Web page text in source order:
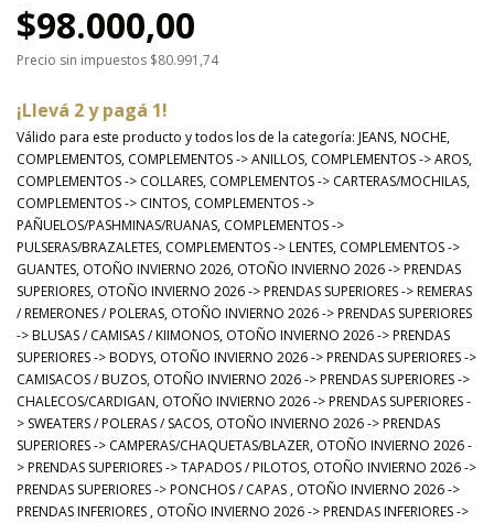
$98.000,00
Precio sin impuestos $80.991,74
¡Llevá 2 y pagá 1!
Válido para este producto y todos los de la categoría: JEANS, NOCHE,
COMPLEMENTOS, COMPLEMENTOS -> ANILLOS, COMPLEMENTOS -> AROS,
COMPLEMENTOS -> COLLARES, COMPLEMENTOS -> CARTERAS/MOCHILAS,
COMPLEMENTOS -> CINTOS, COMPLEMENTOS ->
PAÑUELOS/PASHMINAS/RUANAS, COMPLEMENTOS ->
PULSERAS/BRAZALETES, COMPLEMENTOS -> LENTES, COMPLEMENTOS ->
GUANTES, OTOÑO INVIERNO 2026, OTOÑO INVIERNO 2026 -> PRENDAS
SUPERIORES, OTOÑO INVIERNO 2026 -> PRENDAS SUPERIORES -> REMERAS
/ REMERONES / POLERAS, OTOÑO INVIERNO 2026 -> PRENDAS SUPERIORES
-> BLUSAS / CAMISAS / KIIMONOS, OTOÑO INVIERNO 2026 -> PRENDAS
SUPERIORES -> BODYS, OTOÑO INVIERNO 2026 -> PRENDAS SUPERIORES ->
CAMISACOS / BUZOS, OTOÑO INVIERNO 2026 -> PRENDAS SUPERIORES ->
CHALECOS/CARDIGAN, OTOÑO INVIERNO 2026 -> PRENDAS SUPERIORES -
> SWEATERS / POLERAS / SACOS, OTOÑO INVIERNO 2026 -> PRENDAS
SUPERIORES -> CAMPERAS/CHAQUETAS/BLAZER, OTOÑO INVIERNO 2026 -
> PRENDAS SUPERIORES -> TAPADOS / PILOTOS, OTOÑO INVIERNO 2026 ->
PRENDAS SUPERIORES -> PONCHOS / CAPAS , OTOÑO INVIERNO 2026 ->
PRENDAS INFERIORES , OTOÑO INVIERNO 2026 -> PRENDAS INFERIORES ->